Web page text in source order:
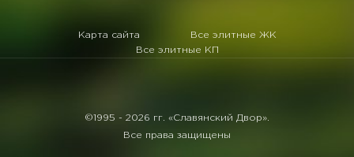
Карта сайта
Все элитные ЖК
Все элитные КП
©1995 - 2026 гг. «Славянский Двор».
Все права защищены